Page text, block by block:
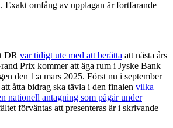
Exakt omfång av upplagan är fortfarande
DR var tidigt ute med att berätta att nästa års
Prix kommer att äga rum i Jyske Bank
den 1:a mars 2025. Först nu i september
åtta bidrag ska tävla i den finalen vilka
nationell antagning som pågår under
förväntas att presenteras är i skrivande